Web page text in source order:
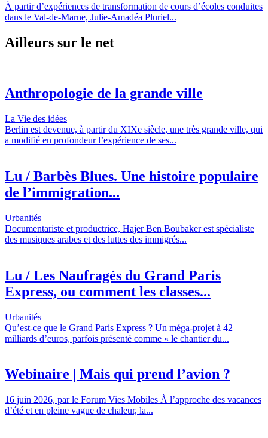
À partir d’expériences de transformation de cours d’écoles conduites
dans le Val-de-Marne, Julie-Amadéa Pluriel...
Ailleurs sur le net
Anthropologie de la grande ville
La Vie des idées
Berlin est devenue, à partir du XIXe siècle, une très grande ville, qui
a modifié en profondeur l’expérience de ses...
Lu / Barbès Blues. Une histoire populaire
de l’immigration...
Urbanités
Documentariste et productrice, Hajer Ben Boubaker est spécialiste
des musiques arabes et des luttes des immigrés...
Lu / Les Naufragés du Grand Paris
Express, ou comment les classes...
Urbanités
Qu’est-ce que le Grand Paris Express ? Un méga-projet à 42
milliards d’euros, parfois présenté comme « le chantier du...
Webinaire | Mais qui prend l’avion ?
16 juin 2026, par le Forum Vies Mobiles À l’approche des vacances
d’été et en pleine vague de chaleur, la...